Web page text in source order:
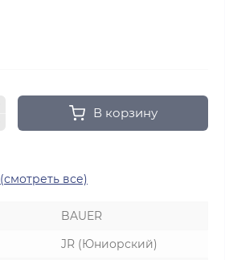
В корзину
(смотреть все)
BAUER
JR (Юниорский)